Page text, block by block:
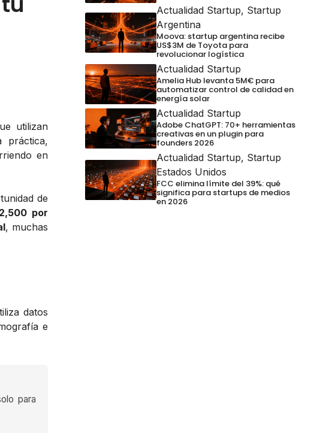
utilizan
práctica,
en
de
por
, muchas
datos
e
para
Actualidad Startup, Startup
Argentina
Moova: startup argentina recibe
US$3M de Toyota para
revolucionar logística
Actualidad Startup
Amelia Hub levanta 5M€ para
automatizar control de calidad en
energía solar
Actualidad Startup
Adobe ChatGPT: 70+ herramientas
creativas en un plugin para
founders 2026
Actualidad Startup, Startup
Estados Unidos
FCC elimina límite del 39%: qué
significa para startups de medios
en 2026